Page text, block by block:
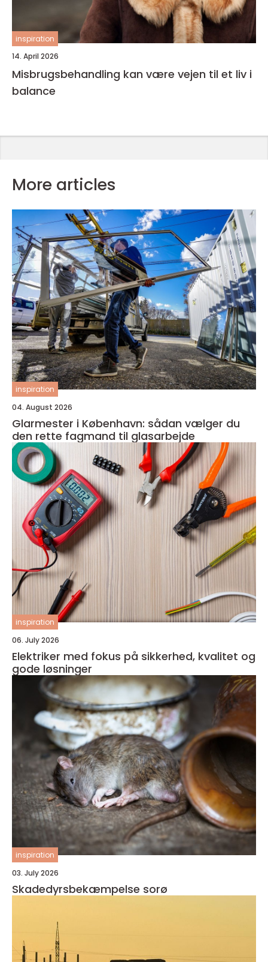
inspiration
14. April 2026
Misbrugsbehandling kan være vejen til et liv i
balance
More articles
inspiration
04. August 2026
Glarmester i København: sådan vælger du
den rette fagmand til glasarbejde
inspiration
06. July 2026
Elektriker med fokus på sikkerhed, kvalitet og
gode løsninger
inspiration
03. July 2026
Skadedyrsbekæmpelse sorø